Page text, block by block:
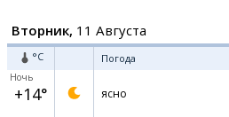
Вторник, 11 Августа
°C Погода
Ночь
+14° ясно